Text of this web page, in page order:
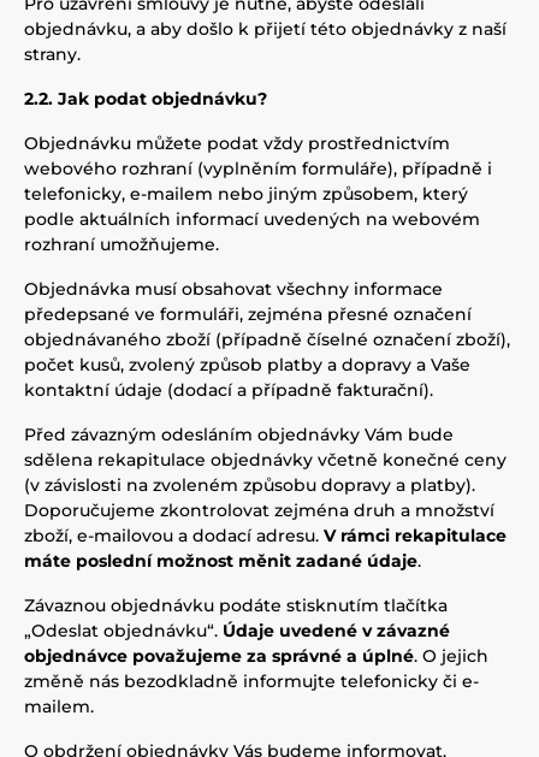
objednávku, a aby došlo k přijetí této objednávky z naší
strany.
2.2. Jak podat objednávku?
Objednávku můžete podat vždy prostřednictvím
webového rozhraní (vyplněním formuláře), případně i
telefonicky, e-mailem nebo jiným způsobem, který
podle aktuálních informací uvedených na webovém
rozhraní umožňujeme.
Objednávka musí obsahovat všechny informace
předepsané ve formuláři, zejména přesné označení
objednávaného zboží (případně číselné označení zboží),
počet kusů, zvolený způsob platby a dopravy a Vaše
kontaktní údaje (dodací a případně fakturační).
Před závazným odesláním objednávky Vám bude
sdělena rekapitulace objednávky včetně konečné ceny
(v závislosti na zvoleném způsobu dopravy a platby).
Doporučujeme zkontrolovat zejména druh a množství
zboží, e-mailovou a dodací adresu. V rámci rekapitulace
máte poslední možnost měnit zadané údaje.
Závaznou objednávku podáte stisknutím tlačítka
„Odeslat objednávku“. Údaje uvedené v závazné
objednávce považujeme za správné a úplné. O jejich
změně nás bezodkladně informujte telefonicky či e-
mailem.
O obdržení objednávky Vás budeme informovat.